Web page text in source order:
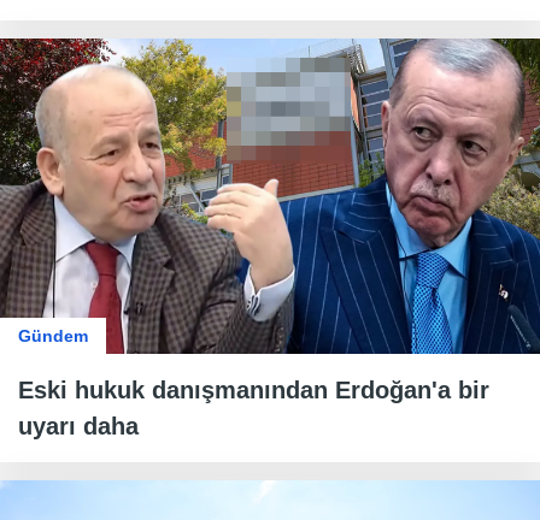
Gündem
Eski hukuk danışmanından Erdoğan'a bir
uyarı daha